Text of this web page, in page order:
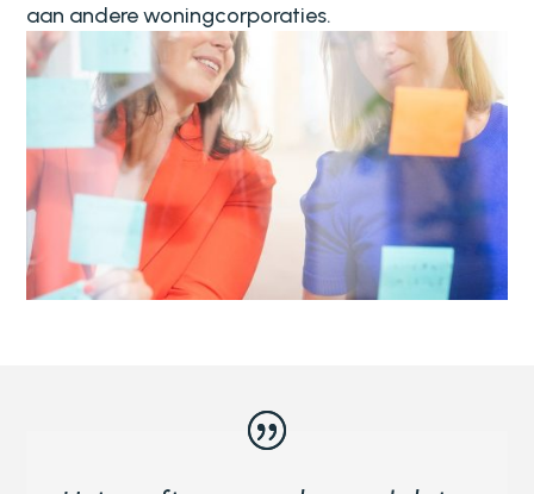
aan andere woningcorporaties.